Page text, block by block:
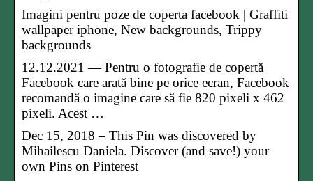
Imagini pentru poze de coperta facebook | Graffiti
wallpaper iphone, New backgrounds, Trippy
backgrounds
12.12.2021 — Pentru o fotografie de copertă
Facebook care arată bine pe orice ecran, Facebook
recomandă o imagine care să fie 820 pixeli x 462
pixeli. Acest …
Dec 15, 2018 – This Pin was discovered by
Mihailescu Daniela. Discover (and save!) your
own Pins on Pinterest